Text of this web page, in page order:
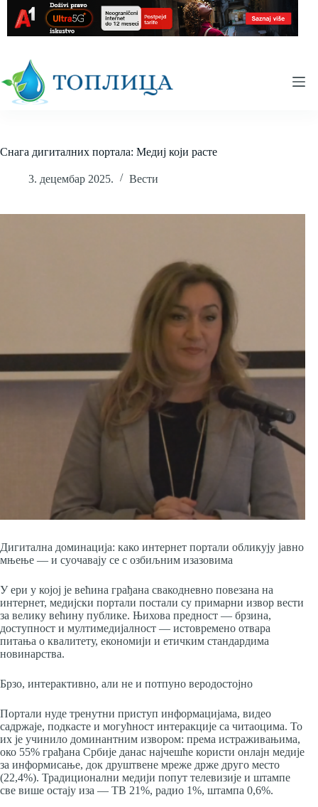
content
Снага дигиталних портала: Медиј који расте
3. децембар 2025. Вести
Дигитална доминација: како интернет портали обликују јавно
мњење — и суочавају се с озбиљним изазовима
У ери у којој је већина грађана свакодневно повезана на
интернет, медијски портали постали су примарни извор вести
за велику већину публике. Њихова предност — брзина,
доступност и мултимедијалност — истовремено отвара
питања о квалитету, економији и етичким стандардима
новинарства.
Брзо, интерактивно, али не и потпуно веродостојно
Портали нуде тренутни приступ информацијама, видео
садржаје, подкасте и могућност интеракције са читаоцима. То
их је учинило доминантним извором: према истраживањима,
око 55% грађана Србије данас најчешће користи онлајн медије
за информисање, док друштвене мреже држе друго место
(22,4%). Традиционални медији попут телевизије и штампе
све више остају иза — ТВ 21%, радио 1%, штампа 0,6%.